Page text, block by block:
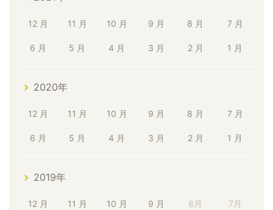
12 月 11 月 10 月 9 月 8 月 7 月
6 月 5 月 4 月 3 月 2 月 1 月
2020年
12 月 11 月 10 月 9 月 8 月 7 月
6 月 5 月 4 月 3 月 2 月 1 月
2019年
12 月 11 月 10 月 9 月 8月 7月